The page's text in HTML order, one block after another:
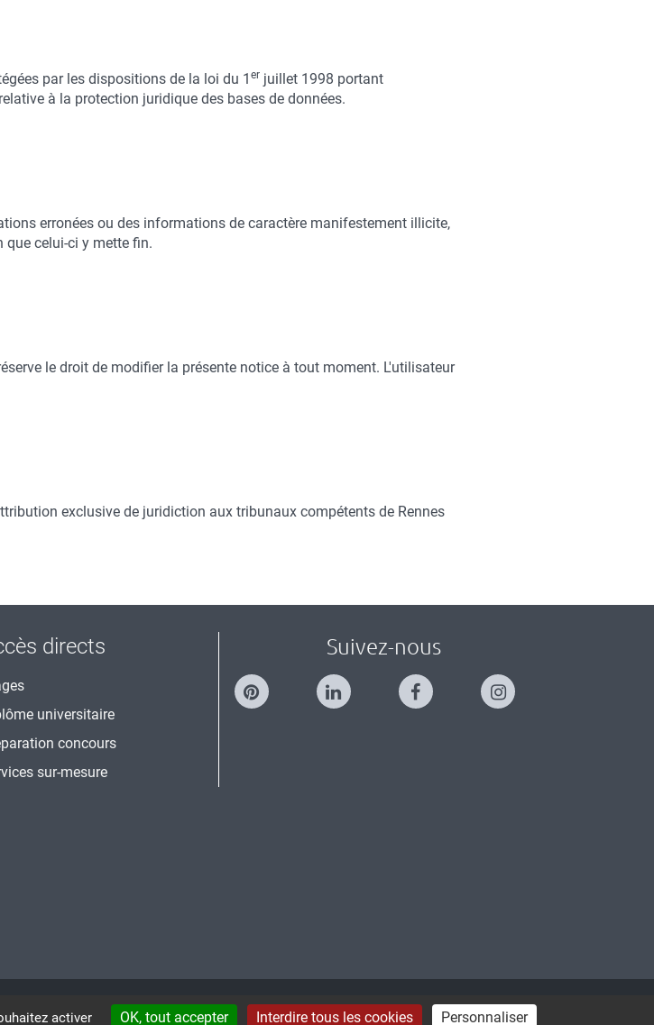
activer OK, tout accepter Interdire tous les cookies Personnaliser
par les dispositions de la loi du 1 er juillet 1998 portant
à la protection juridique des bases de données.
erronées ou des informations de caractère manifestement illicite,
celui-ci y mette fin.
le droit de modifier la présente notice à tout moment. L'utilisateur
exclusive de juridiction aux tribunaux compétents de Rennes
directs
universitaire
concours
sur-mesure
Suivez-nous
LÉGALES ACCESSIBILITÉ : NON CONFORME CONNEXION